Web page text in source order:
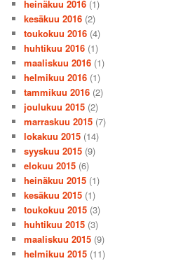
heinäkuu 2016 (1)
kesäkuu 2016 (2)
toukokuu 2016 (4)
huhtikuu 2016 (1)
maaliskuu 2016 (1)
helmikuu 2016 (1)
tammikuu 2016 (2)
joulukuu 2015 (2)
marraskuu 2015 (7)
lokakuu 2015 (14)
syyskuu 2015 (9)
elokuu 2015 (6)
heinäkuu 2015 (1)
kesäkuu 2015 (1)
toukokuu 2015 (3)
huhtikuu 2015 (3)
maaliskuu 2015 (9)
helmikuu 2015 (11)